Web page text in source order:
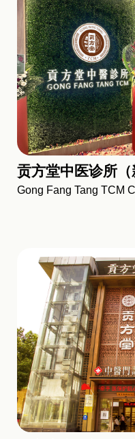
贡方堂中医诊所（
Gong Fang Tang TCM